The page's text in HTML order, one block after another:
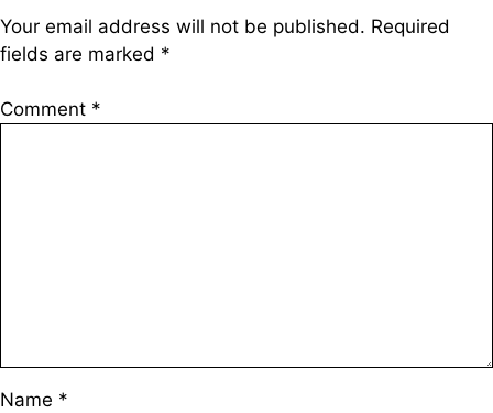
Your email address will not be published. Required
fields are marked *
Comment *
Name *